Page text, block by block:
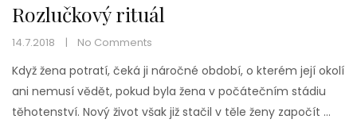
Rozlučkový rituál
14.7.2018 No Comments
Když žena potratí, čeká ji náročné období, o kterém její okolí
ani nemusí vědět, pokud byla žena v počátečním stádiu
těhotenství. Nový život však již stačil v těle ženy započít …